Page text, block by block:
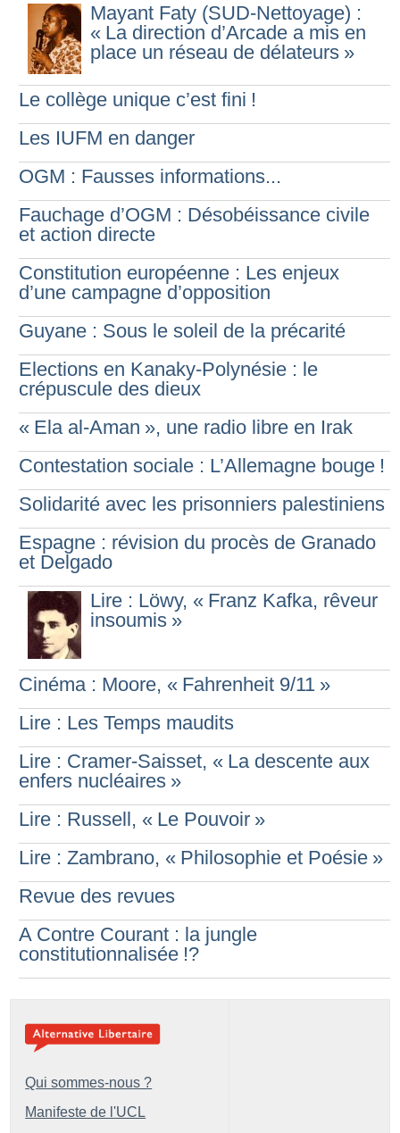
Mayant Faty (SUD-Nettoyage) :
« La direction d’Arcade a mis en
place un réseau de délateurs »
Le collège unique c’est fini !
Les IUFM en danger
OGM : Fausses informations...
Fauchage d’OGM : Désobéissance civile
et action directe
Constitution européenne : Les enjeux
d’une campagne d’opposition
Guyane : Sous le soleil de la précarité
Elections en Kanaky-Polynésie : le
crépuscule des dieux
« Ela al-Aman », une radio libre en Irak
Contestation sociale : L’Allemagne bouge !
Solidarité avec les prisonniers palestiniens
Espagne : révision du procès de Granado
et Delgado
Lire : Löwy, « Franz Kafka, rêveur
insoumis »
Cinéma : Moore, « Fahrenheit 9/11 »
Lire : Les Temps maudits
Lire : Cramer-Saisset, « La descente aux
enfers nucléaires »
Lire : Russell, « Le Pouvoir »
Lire : Zambrano, « Philosophie et Poésie »
Revue des revues
A Contre Courant : la jungle
constitutionnalisée !?
Qui sommes-nous ?
Manifeste de l'UCL